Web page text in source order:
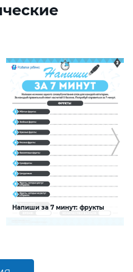
Напиши за 7 минут: фрукты